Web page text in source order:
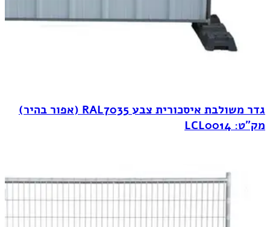
גדר משולבת איסכורית צבע RAL7035 (אפור בהיר)
מק"ט: LCL0014